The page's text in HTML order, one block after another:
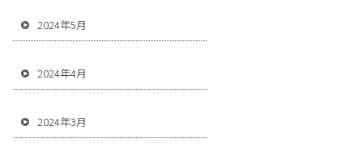
2024年5月
2024年4月
2024年3月